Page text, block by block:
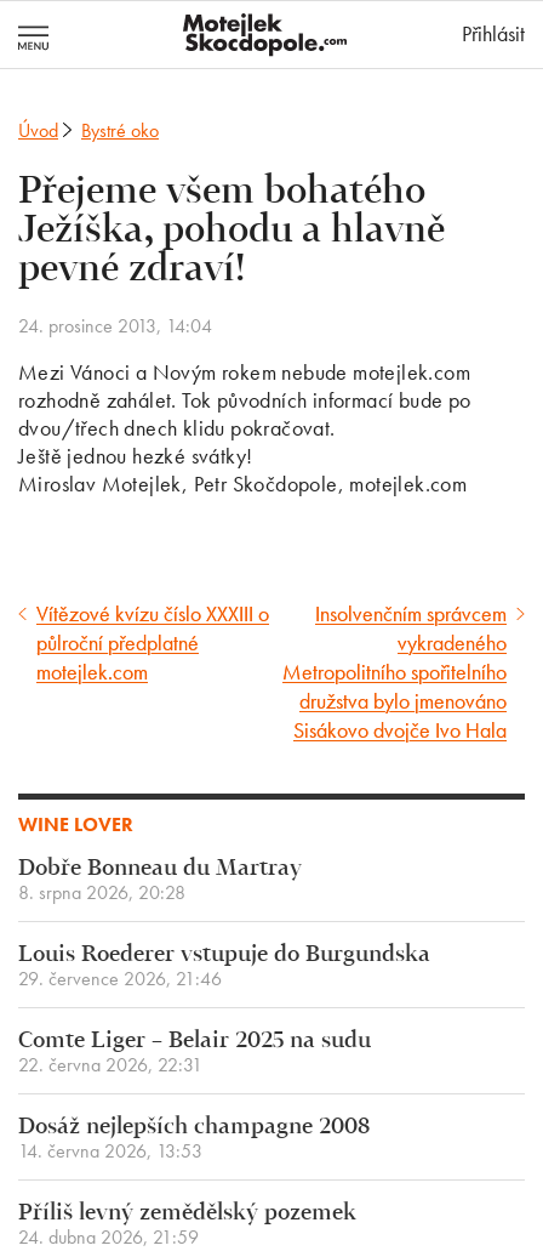
Přihlásit
Úvod Bystré oko
Přejeme všem bohatého
Ježíška, pohodu a hlavně
pevné zdraví!
24. prosince 2013, 14:04
Mezi Vánoci a Novým rokem nebude motejlek.com
rozhodně zahálet. Tok původních informací bude po
dvou/třech dnech klidu pokračovat.
Ještě jednou hezké svátky!
Miroslav Motejlek, Petr Skočdopole, motejlek.com
Předcházející
článek
Vítězové kvízu číslo XXXIII o
půlroční předplatné
motejlek.com
Následující
Insolvenčním správcem
vykradeného
Metropolitního spořitelního
družstva bylo jmenováno
Sisákovo dvojče Ivo Hala
WINE LOVER
Dobře Bonneau du Martray
8. srpna 2026, 20:28
Louis Roederer vstupuje do Burgundska
29. července 2026, 21:46
Comte Liger – Belair 2025 na sudu
22. června 2026, 22:31
Dosáž nejlepších champagne 2008
14. června 2026, 13:53
Příliš levný zemědělský pozemek
24. dubna 2026, 21:59